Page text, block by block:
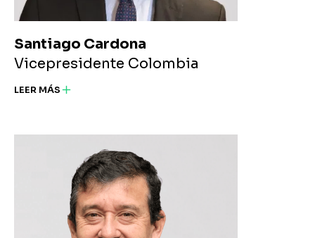
Santiago Cardona
Vicepresidente Colombia
LEER MÁS